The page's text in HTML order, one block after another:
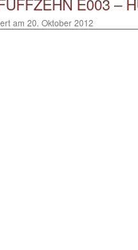
am 20. Oktober 2012